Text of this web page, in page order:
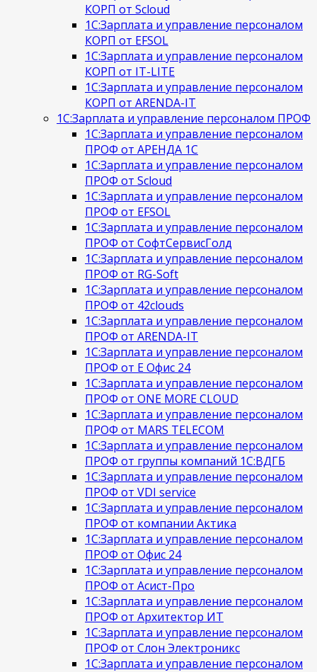
КОРП от Scloud
1С:Зарплата и управление персоналом
КОРП от EFSOL
1С:Зарплата и управление персоналом
КОРП от IT-LITE
1С:Зарплата и управление персоналом
КОРП от ARENDA-IT
1С:Зарплата и управление персоналом ПРОФ
1С:Зарплата и управление персоналом
ПРОФ от АРЕНДА 1С
1С:Зарплата и управление персоналом
ПРОФ от Scloud
1С:Зарплата и управление персоналом
ПРОФ от EFSOL
1С:Зарплата и управление персоналом
ПРОФ от СофтСервисГолд
1С:Зарплата и управление персоналом
ПРОФ от RG-Soft
1С:Зарплата и управление персоналом
ПРОФ от 42clouds
1С:Зарплата и управление персоналом
ПРОФ от ARENDA-IT
1С:Зарплата и управление персоналом
ПРОФ от Е Офис 24
1С:Зарплата и управление персоналом
ПРОФ от ONE MORE CLOUD
1С:Зарплата и управление персоналом
ПРОФ от MARS TELECOM
1С:Зарплата и управление персоналом
ПРОФ от группы компаний 1С:ВДГБ
1С:Зарплата и управление персоналом
ПРОФ от VDI service
1С:Зарплата и управление персоналом
ПРОФ от компании Актика
1С:Зарплата и управление персоналом
ПРОФ от Офис 24
1С:Зарплата и управление персоналом
ПРОФ от Асист-Про
1С:Зарплата и управление персоналом
ПРОФ от Архитектор ИТ
1С:Зарплата и управление персоналом
ПРОФ от Слон Электроникс
1С:Зарплата и управление персоналом